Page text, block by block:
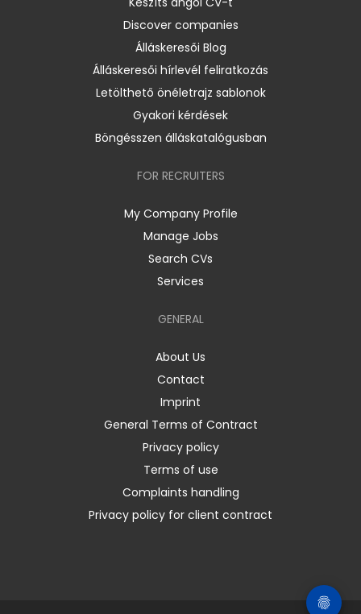
Discover companies
Álláskeresői Blog
Álláskeresői hírlevél feliratkozás
Letölthető önéletrajz sablonok
Gyakori kérdések
Böngésszen álláskatalógusban
FOR RECRUITERS
My Company Profile
Manage Jobs
Search CVs
Services
GENERAL
About Us
Contact
Imprint
General Terms of Contract
Privacy policy
Terms of use
Complaints handling
Privacy policy for client contract